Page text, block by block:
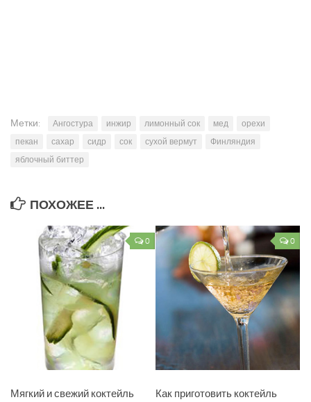
Метки: Ангостура инжир лимонный сок мед
орехи
пекан
сахар сидр сок сухой вермут
Финляндия
яблочный биттер
ПОХОЖЕЕ ...
0
Мягкий и свежий коктейль
0
Как приготовить коктейль